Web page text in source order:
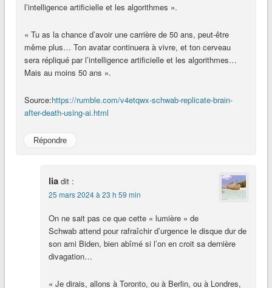
l’intelligence artificielle et les algorithmes ».
« Tu as la chance d’avoir une carrière de 50 ans, peut-être
même plus… Ton avatar continuera à vivre, et ton cerveau
sera répliqué par l’intelligence artificielle et les algorithmes…
Mais au moins 50 ans ».
Source:https://rumble.com/v4etqwx-schwab-replicate-brain-
after-death-using-ai.html
Répondre
lia dit :
25 mars 2024 à 23 h 59 min
On ne sait pas ce que cette « lumière » de
Schwab attend pour rafraîchir d’urgence le disque dur de
son ami Biden, bien abîmé si l’on en croit sa dernière
divagation…
« Je dirais, allons à Toronto, ou à Berlin, ou à Londres,